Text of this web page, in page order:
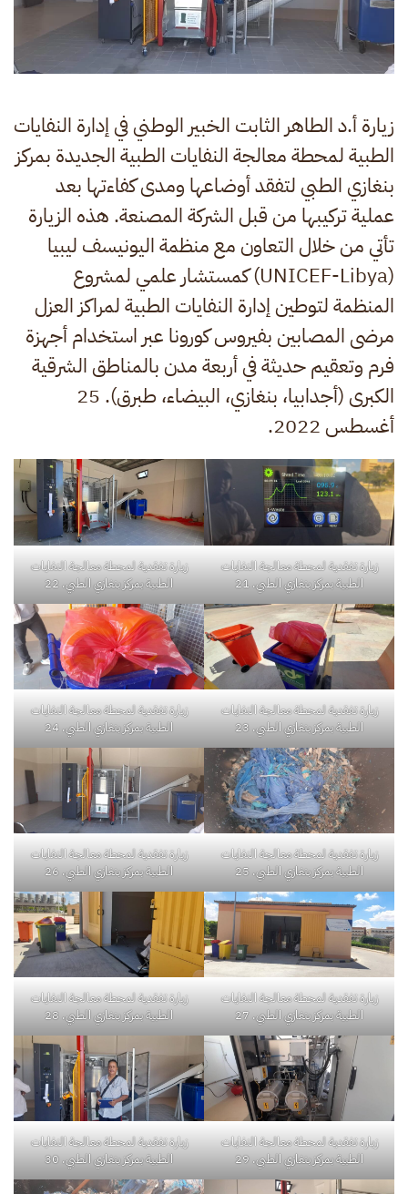
زيارة أ.د الطاهر الثابت الخبير الوطني في إدارة النفايات
الطبية لمحطة معالجة النفايات الطبية الجديدة بمركز
بنغازي الطبي لتفقد أوضاعها ومدى كفاءتها بعد
عملية تركيبها من قبل الشركة المصنعة. هذه الزيارة
تأتي من خلال التعاون مع منظمة اليونيسف ليبيا
(UNICEF-Libya) كمستشار علمي لمشروع
المنظمة لتوطين إدارة النفايات الطبية لمراكز العزل
مرضى المصابين بفيروس كورونا عبر استخدام أجهزة
فرم وتعقيم حديثة في أربعة مدن بالمناطق الشرقية
الكبرى (أجدابيا، بنغازي، البيضاء، طبرق). 25
أغسطس 2022.
زيارة تفقدية لمحطة معالجة النفايات
الطبية بمركز بنغازي الطبي. 21
زيارة تفقدية لمحطة معالجة النفايات
الطبية بمركز بنغازي الطبي. 22
زيارة تفقدية لمحطة معالجة النفايات
الطبية بمركز بنغازي الطبي. 23
زيارة تفقدية لمحطة معالجة النفايات
الطبية بمركز بنغازي الطبي. 24
زيارة تفقدية لمحطة معالجة النفايات
الطبية بمركز بنغازي الطبي. 25
زيارة تفقدية لمحطة معالجة النفايات
الطبية بمركز بنغازي الطبي. 26
زيارة تفقدية لمحطة معالجة النفايات
الطبية بمركز بنغازي الطبي. 27
زيارة تفقدية لمحطة معالجة النفايات
الطبية بمركز بنغازي الطبي. 28
زيارة تفقدية لمحطة معالجة النفايات
الطبية بمركز بنغازي الطبي. 29
زيارة تفقدية لمحطة معالجة النفايات
الطبية بمركز بنغازي الطبي. 30